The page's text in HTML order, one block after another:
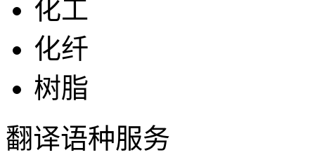
化工
化纤
树脂
翻译语种服务